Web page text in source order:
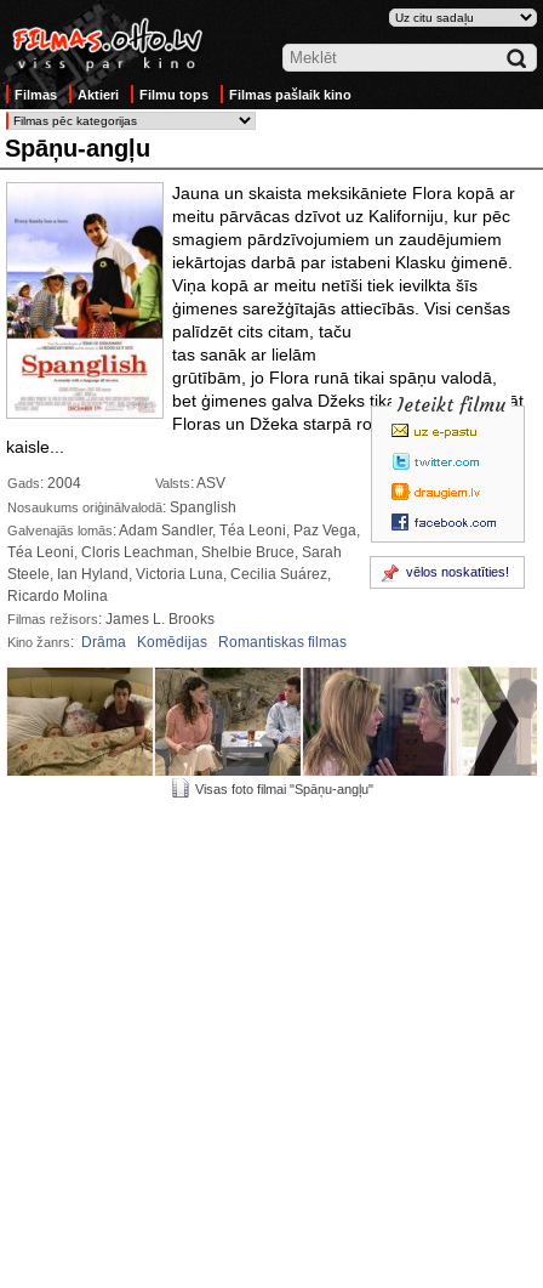
Filmas Aktieri Filmu tops Filmas pašlaik kino
Spāņu-angļu
Jauna un skaista meksikāniete Flora kopā ar
meitu pārvācas dzīvot uz Kaliforniju, kur pēc
smagiem pārdzīvojumiem un zaudējumiem
iekārtojas darbā par istabeni Klasku ģimenē.
Viņa kopā ar meitu netīši tiek ievilkta šīs
ģimenes sarežģītajās attiecībās. Visi cenšas
palīdzēt cits citam, taču
tas sanāk ar lielām
grūtībām, jo Flora runā tikai spāņu valodā,
bet ģimenes galva Džeks tikai angliski. Turklāt
Floras un Džeka starpā rodas spēcīga
kaisle...
Ieteikt filmu
vēlos noskatīties!
Gads: 2004 Valsts: ASV
Nosaukums oriģinālvalodā: Spanglish
Galvenajās lomās: Adam Sandler, Téa Leoni, Paz Vega,
Téa Leoni, Cloris Leachman, Shelbie Bruce, Sarah
Steele, Ian Hyland, Victoria Luna, Cecilia Suárez,
Ricardo Molina
Filmas režisors: James L. Brooks
Kino žanrs: Drāma Komēdijas Romantiskas filmas
Visas foto filmai "Spāņu-angļu"